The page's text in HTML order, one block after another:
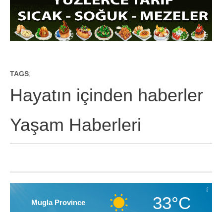
TAGS;
Hayatın içinden haberler
Yaşam Haberleri
Mugla Province 33°C